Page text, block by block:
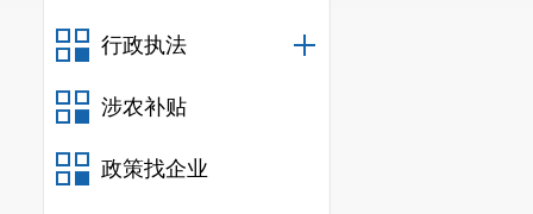
行政执法
涉农补贴
政策找企业